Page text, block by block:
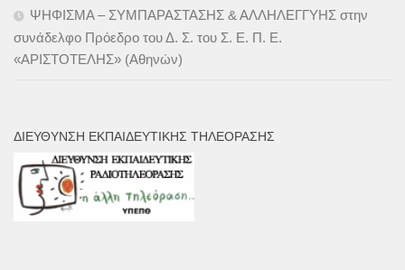
ΨΗΦΙΣΜΑ – ΣΥΜΠΑΡΑΣΤΑΣΗΣ & ΑΛΛΗΛΕΓΓΥΗΣ στην
συνάδελφο Πρόεδρο του Δ. Σ. του Σ. Ε. Π. Ε.
«ΑΡΙΣΤΟΤΕΛΗΣ» (Αθηνών)
ΔΙΕΎΘΥΝΣΗ ΕΚΠΑΙΔΕΥΤΙΚΉΣ ΤΗΛΕΌΡΑΣΗΣ